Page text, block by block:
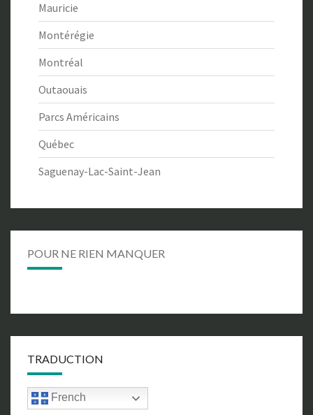
Mauricie
Montérégie
Montréal
Outaouais
Parcs Américains
Québec
Saguenay-Lac-Saint-Jean
POUR NE RIEN MANQUER
TRADUCTION
French